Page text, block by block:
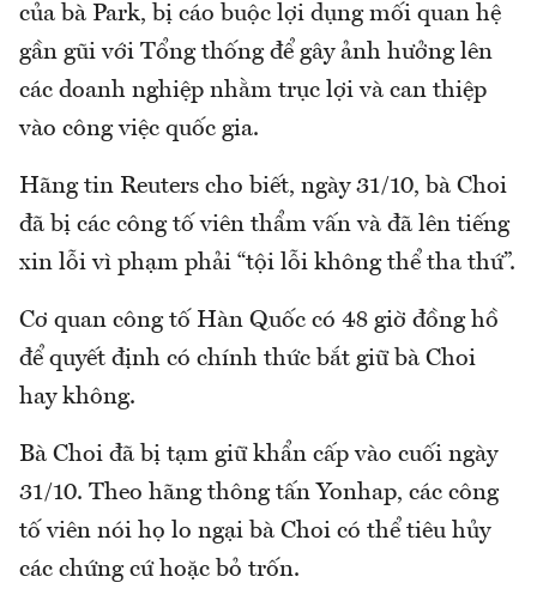
của bà Park, bị cáo buộc lợi dụng mối quan hệ
gần gũi với Tổng thống để gây ảnh hưởng lên
các doanh nghiệp nhằm trục lợi và can thiệp
vào công việc quốc gia.
Hãng tin Reuters cho biết, ngày 31/10, bà Choi
đã bị các công tố viên thẩm vấn và đã lên tiếng
xin lỗi vì phạm phải “tội lỗi không thể tha thứ”.
Cơ quan công tố Hàn Quốc có 48 giờ đồng hồ
để quyết định có chính thức bắt giữ bà Choi
hay không.
Bà Choi đã bị tạm giữ khẩn cấp vào cuối ngày
31/10. Theo hãng thông tấn Yonhap, các công
tố viên nói họ lo ngại bà Choi có thể tiêu hủy
các chứng cứ hoặc bỏ trốn.